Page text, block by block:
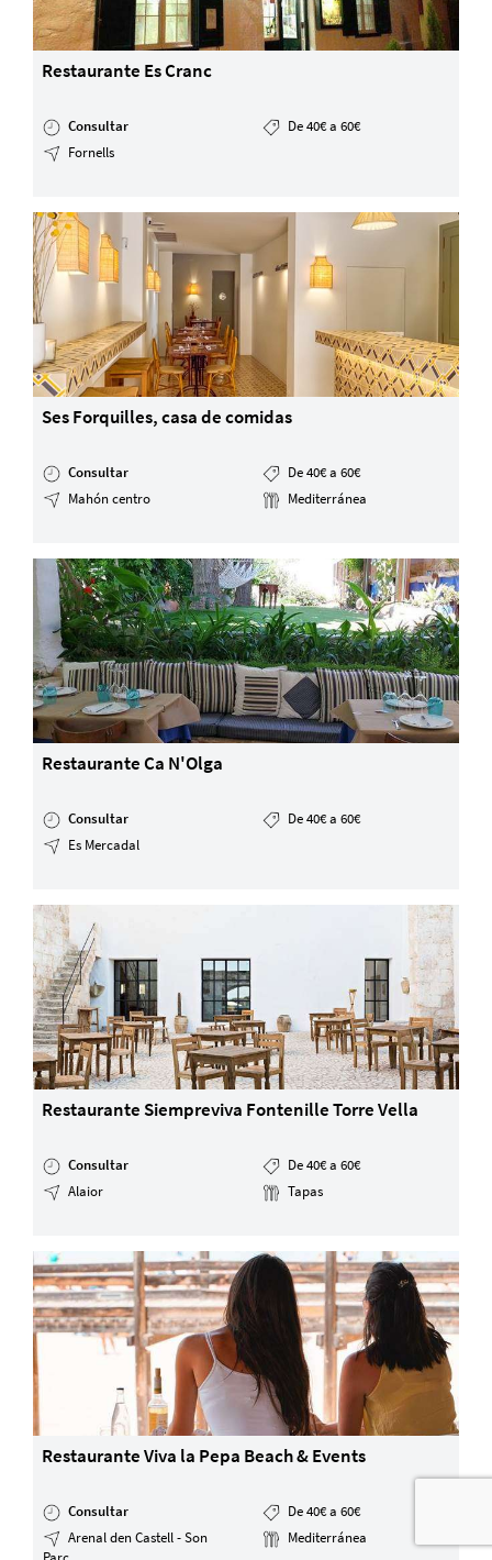
Restaurante Es Cranc
Consultar
De 40€ a 60€
Fornells
Ses Forquilles, casa de comidas
Consultar
De 40€ a 60€
Mahón centro
Mediterránea
Restaurante Ca N'Olga
Consultar
De 40€ a 60€
Es Mercadal
Restaurante Siempreviva Fontenille Torre Vella
Consultar
De 40€ a 60€
Alaior
Tapas
Restaurante Viva la Pepa Beach & Events
Consultar
De 40€ a 60€
Arenal den Castell - Son
Mediterránea